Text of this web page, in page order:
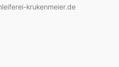
krukenmeier.de